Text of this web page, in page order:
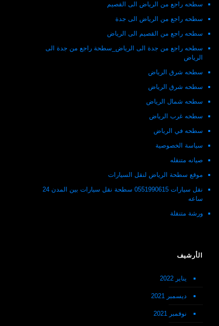
سطحه راجع من الرياض الى القصيم
سطحه راجع من الرياض الى جدة
سطحه راجع من القصيم الى الرياض
سطحه راجع من جدة الى الرياض_سطحة راجع من جدة الى
الرياض
سطحه شرق الرياض
سطحه شرق الرياض
سطحه شمال الرياض
سطحه غرب الرياض
سطحه في الرياض
سياسة الخصوصية
صيانه متنقله
موقع سطحة الرياض لنقل السيارات
نقل سيارات 0551990615 سطحة نقل سيارات بين المدن 24
ساعه
ورشة متنقلة
الأرشيف
يناير 2022
ديسمبر 2021
نوفمبر 2021